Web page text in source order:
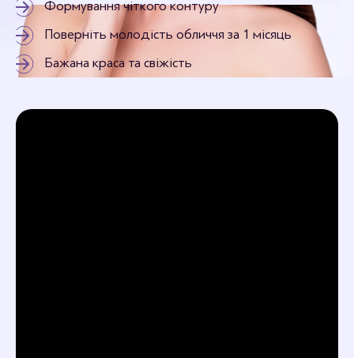
Формування чіткого контуру
Поверніть молодість обличчя за 1 місяць
Бажана краса та свіжість